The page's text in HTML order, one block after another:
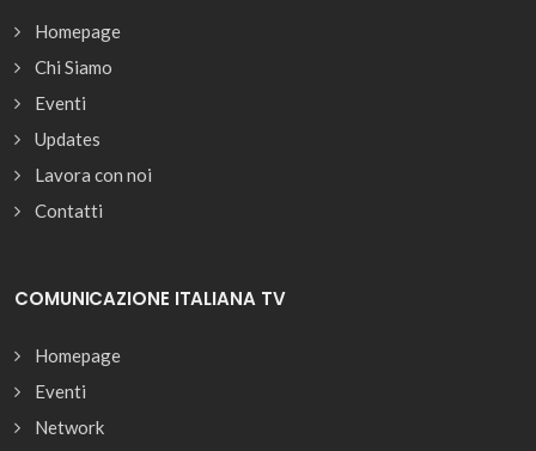
Homepage
Chi Siamo
Eventi
Updates
Lavora con noi
Contatti
COMUNICAZIONE ITALIANA TV
Homepage
Eventi
Network